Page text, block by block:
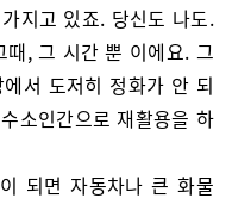
지고 있죠. 당신도 나도.
, 그 시간 뿐 이에요. 그
서 도저히 정화가 안 되
소인간으로 재활용을 하
되면 자동차나 큰 화물